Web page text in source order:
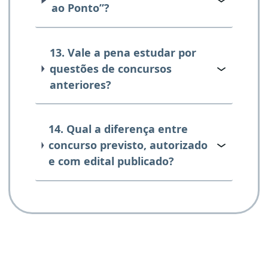
ao Ponto”?
13. Vale a pena estudar por
questões de concursos
anteriores?
14. Qual a diferença entre
concurso previsto, autorizado
e com edital publicado?